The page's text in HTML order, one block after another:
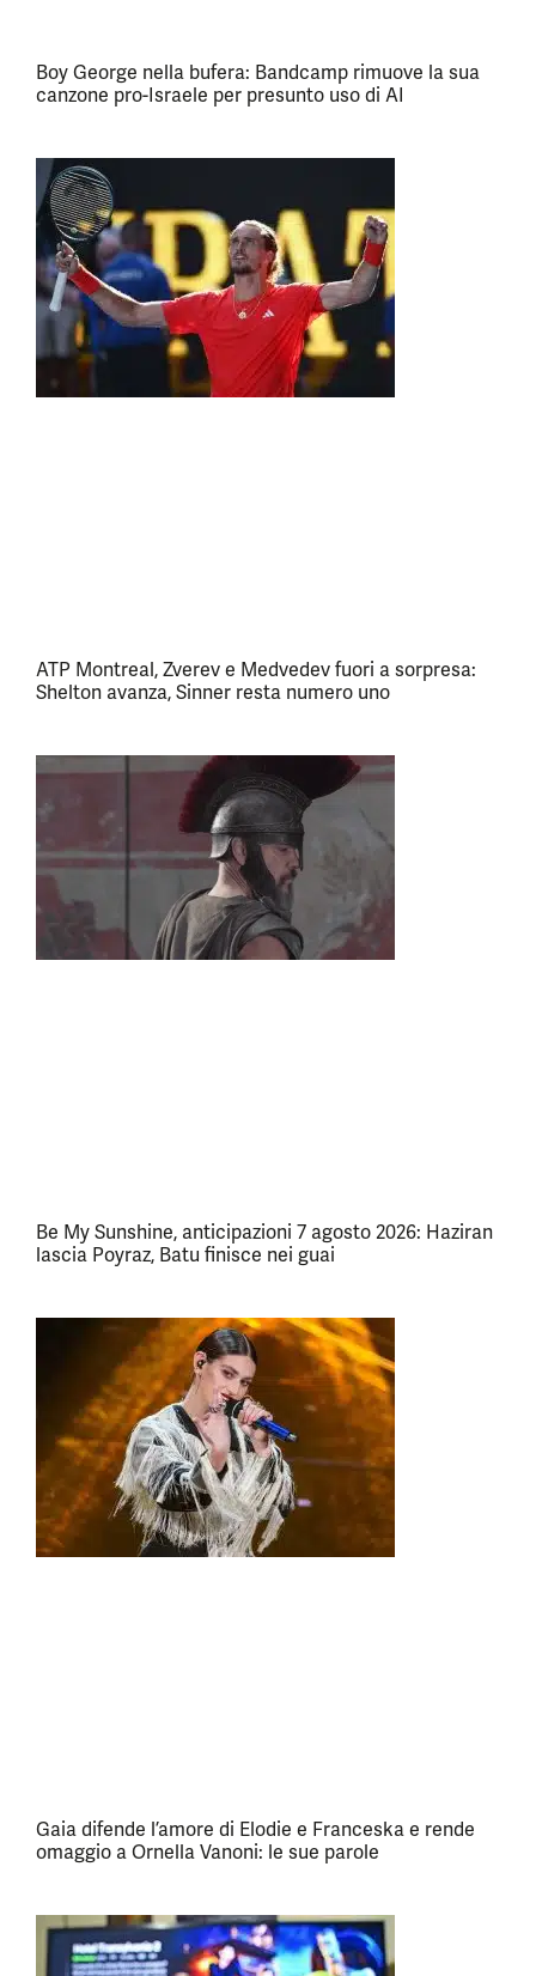
Boy George nella bufera: Bandcamp rimuove la sua
canzone pro-Israele per presunto uso di AI
ATP Montreal, Zverev e Medvedev fuori a sorpresa:
Shelton avanza, Sinner resta numero uno
Be My Sunshine, anticipazioni 7 agosto 2026: Haziran
lascia Poyraz, Batu finisce nei guai
Gaia difende l’amore di Elodie e Franceska e rende
omaggio a Ornella Vanoni: le sue parole